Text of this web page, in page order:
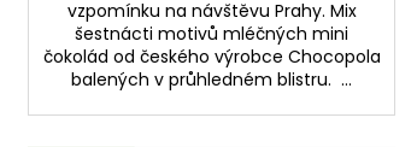
vzpomínku na návštěvu Prahy. Mix
šestnácti motivů mléčných mini
čokolád od českého výrobce Chocopola
balených v průhledném blistru. ...